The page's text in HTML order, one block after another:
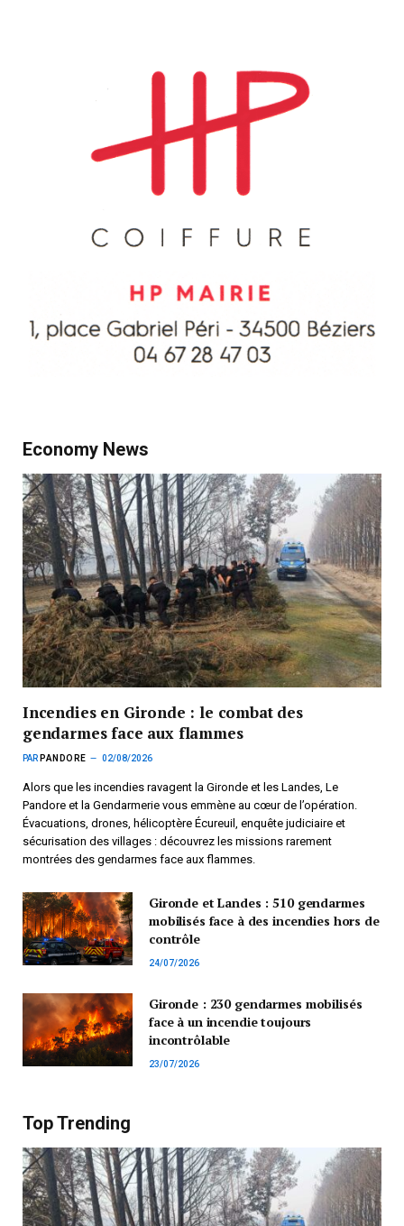
Economy News
Incendies en Gironde : le combat des
gendarmes face aux flammes
PAR PANDORE 02/08/2026
Alors que les incendies ravagent la Gironde et les Landes, Le
Pandore et la Gendarmerie vous emmène au cœur de l’opération.
Évacuations, drones, hélicoptère Écureuil, enquête judiciaire et
sécurisation des villages : découvrez les missions rarement
montrées des gendarmes face aux flammes.
Gironde et Landes : 510 gendarmes
mobilisés face à des incendies hors de
contrôle
24/07/2026
Gironde : 230 gendarmes mobilisés
face à un incendie toujours
incontrôlable
23/07/2026
Top Trending